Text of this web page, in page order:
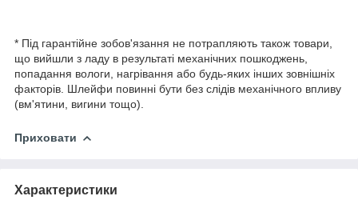
* Під гарантійне зобов'язання не потрапляють також товари,
що вийшли з ладу в результаті механічних пошкоджень,
попадання вологи, нагрівання або будь-яких інших зовнішніх
факторів. Шлейфи повинні бути без слідів механічного впливу
(вм'ятини, вигини тощо).
Приховати
Характеристики